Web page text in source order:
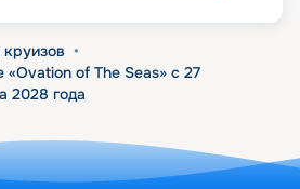
•
«Ovation of The Seas» с 27
2028 года